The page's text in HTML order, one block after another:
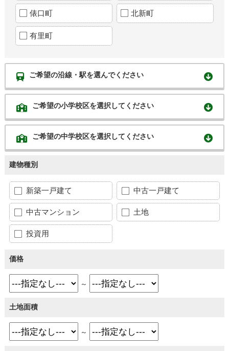
俵口町 北新町
有里町
ご希望の沿線・駅を選んでください
ご希望の小学校区を選択してください
ご希望の中学校区を選択してください
建物種別
新築一戸建て 中古一戸建て
中古マンション 土地
投資用
価格
～
土地面積
～